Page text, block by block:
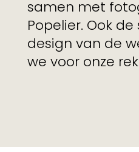
samen met
Popelier. Ook
design van de
we voor onze